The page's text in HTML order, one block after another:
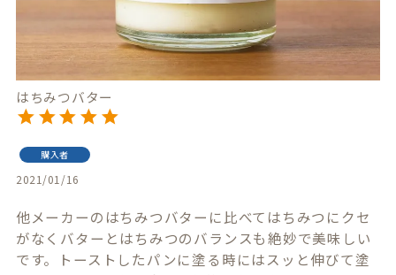
はちみつバター
購入者
2021/01/16
他メーカーのはちみつバターに比べてはちみつにクセ
がなくバターとはちみつのバランスも絶妙で美味しい
です。トーストしたパンに塗る時にはスッと伸びて塗